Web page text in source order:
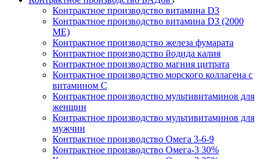
Контрактное производство витамина D3
Контрактное производство витамина D3 (2000
МЕ)
Контрактное производство железа фумарата
Контрактное производство йодида калия
Контрактное производство магния цитрата
Контрактное производство морского коллагена с
витамином С
Контрактное производство мультивитаминов для
женщин
Контрактное производство мультивитаминов для
мужчин
Контрактное производство Омега 3-6-9
Контрактное производство Омега-3 30%